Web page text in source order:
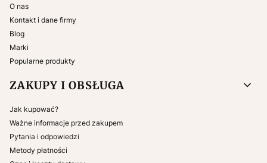
O nas
Kontakt i dane firmy
Blog
Marki
Popularne produkty
ZAKUPY I OBSŁUGA
Jak kupować?
Ważne informacje przed zakupem
Pytania i odpowiedzi
Metody płatności